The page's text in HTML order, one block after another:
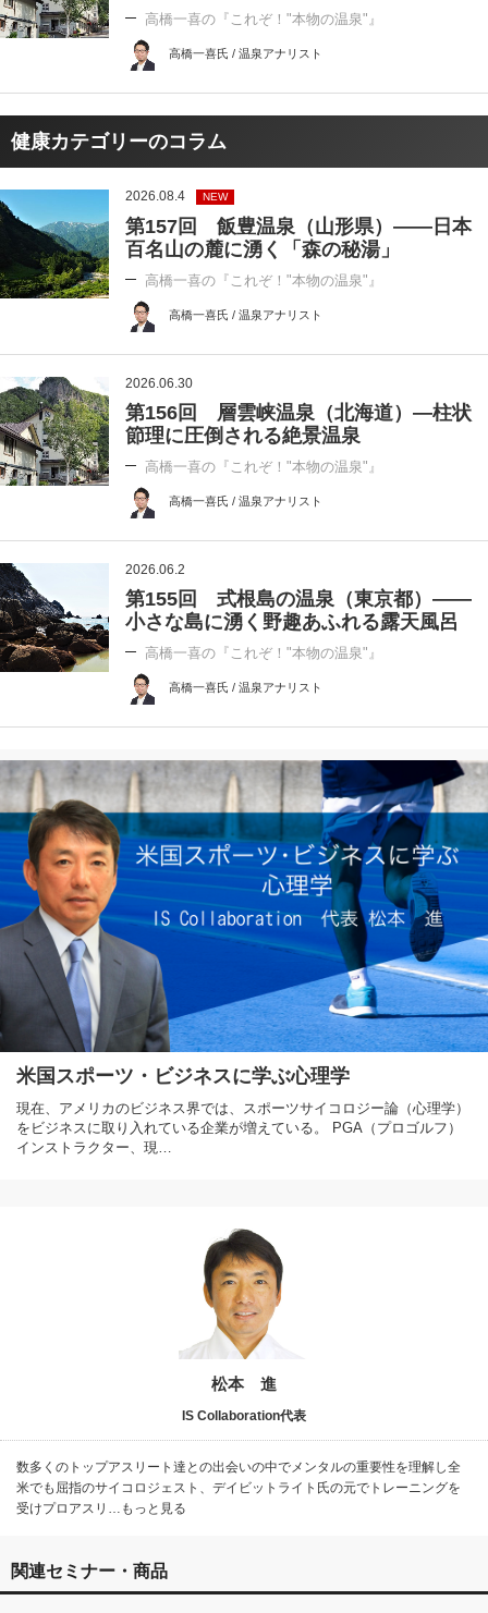
高橋一喜の『これぞ！"本物の温泉"』
高橋一喜氏 / 温泉アナリスト
健康カテゴリーのコラム
2026.08.4 NEW
第157回 飯豊温泉（山形県）――日本
百名山の麓に湧く「森の秘湯」
高橋一喜の『これぞ！"本物の温泉"』
高橋一喜氏 / 温泉アナリスト
2026.06.30
第156回 層雲峡温泉（北海道）―柱状
節理に圧倒される絶景温泉
高橋一喜の『これぞ！"本物の温泉"』
高橋一喜氏 / 温泉アナリスト
2026.06.2
第155回 式根島の温泉（東京都）――
小さな島に湧く野趣あふれる露天風呂
高橋一喜の『これぞ！"本物の温泉"』
高橋一喜氏 / 温泉アナリスト
米国スポーツ・ビジネスに学ぶ心理学
現在、アメリカのビジネス界では、スポーツサイコロジー論（心理学）
をビジネスに取り入れている企業が増えている。 PGA（プロゴルフ）
インストラクター、現…
松本 進
IS Collaboration代表
数多くのトップアスリート達との出会いの中でメンタルの重要性を理解し全
米でも屈指のサイコロジェスト、デイビットライト氏の元でトレーニングを
受けプロアスリ…もっと見る
関連セミナー・商品